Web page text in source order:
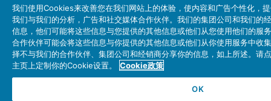
我们使用Cookies来改善您在我们网站上的体验，使内容和广告个性化，
我们与我们的分析，广告和社交媒体合作伙伴。我们的集团公司和我们的
信息，他们可能将这些信息与您提供的其他信息或他们从您使用他们的服
合作伙伴可能会将这些信息与你提供的其他信息或他们从你使用服务中收
择不与我们的合作伙伴、集团公司和经销商分享你的信息，如上所述。请
主页上定制你的Cookie设置。
Cookie政策
OK